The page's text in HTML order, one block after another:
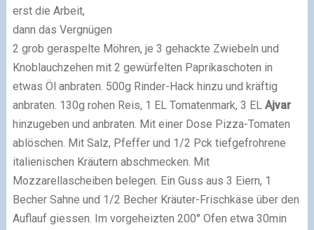
erst die Arbeit,
dann das Vergnügen
2 grob geraspelte Möhren, je 3 gehackte Zwiebeln und
Knoblauchzehen mit 2 gewürfelten Paprikaschoten in
etwas Öl anbraten. 500g Rinder-Hack hinzu und kräftig
anbraten. 130g rohen Reis, 1 EL Tomatenmark, 3 EL Ajvar
hinzugeben und anbraten. Mit einer Dose Pizza-Tomaten
ablöschen. Mit Salz, Pfeffer und 1/2 Pck tiefgefrohrene
italienischen Kräutern abschmecken. Mit
Mozzarellascheiben belegen. Ein Guss aus 3 Eiern, 1
Becher Sahne und 1/2 Becher Kräuter-Frischkäse über den
Auflauf giessen. Im vorgeheizten 200° Ofen etwa 30min